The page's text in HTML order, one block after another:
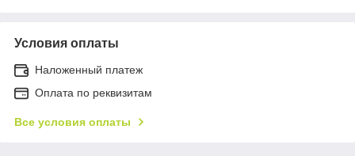
Условия оплаты
Наложенный платеж
Оплата по реквизитам
Все условия оплаты